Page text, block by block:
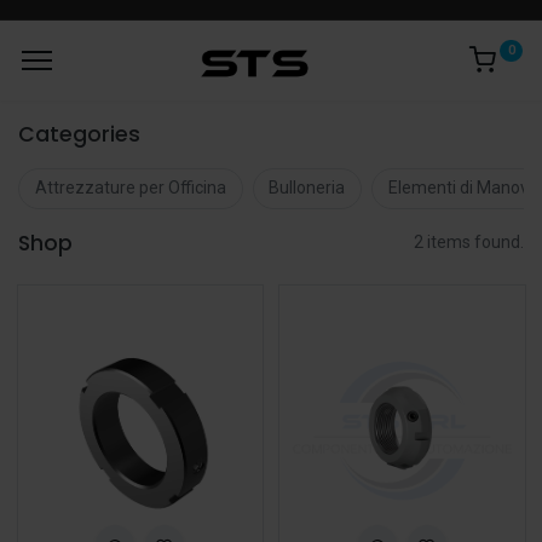
0
Categories
Attrezzature per Officina Bulloneria Elementi di
Shop 2 items found.